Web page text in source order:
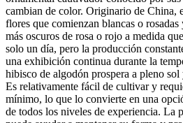
cambian de color. Originario de China,
flores que comienzan blancas o
más oscuros de rosa o rojo a medida
solo un día, pero la producción
una exhibición continua durante la
hibisco de algodón prospera a pleno sol
Es relativamente fácil de cultivar y
mínimo, lo que lo convierte en una
de todos los niveles de experiencia. La